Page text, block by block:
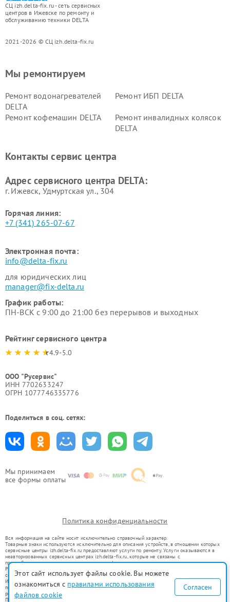
СЦ izh.delta-fix.ru - сеть сервисных
центров в Ижевске по ремонту и
обслуживанию техники DELTA
2021-2026 © СЦ izh.delta-fix.ru
Мы принимаем
все формы оплаты
Мы ремонтируем
Ремонт водонагревателей
DELTA
Ремонт ИБП DELTA
Ремонт кофемашин DELTA
Ремонт инвалидных колясок
DELTA
Контакты сервис центра
Адрес сервисного центра DELTA:
г. Ижевск, Удмуртская ул., 304
Горячая линия:
+7 (341) 265-07-67
Электронная почта:
info@delta-fix.ru
для юридических лиц
manager@fix-delta.ru
График работы:
ПН-ВСК с 9:00 до 21:00 без перерывов и выходных
Рейтинг сервисного центра
4.9-5.0
ООО "Русервис"
ИНН 7702633247
ОГРН 1077746335776
Поделиться в соц. сетях:
Политика конфиденциальности
Вся информация на сайте носит исключительно справочный характер.
Товарные знаки используются исключительно для описания устройств, в отношении которых
сервисные центры izh.delta-fix.ru предоставляют услуги по ремонту. Услуги оказываются в
неавторизованных сервисных центрах izh.delta-fix.ru, которые не связаны с
правообладателями товарных знаков или их официальными представителями.
Ремонт осуществляется для устройств, уже введенных в гражданский оборот в соответствии
со статьей 1487 ГК РФ.
Использование товарных знаков не преследует цели индивидуализации услуг или введения
потребителей в заблуждение, а служит для информирования о предоставляемых услугах по
ремонту техники указанных брендов.
Представленная на сайте информация не является публичной офертой, определяемой
Этот сайт использует файлы cookie. Вы можете
ознакомиться с правилами использования
файлов cookie
Согласен